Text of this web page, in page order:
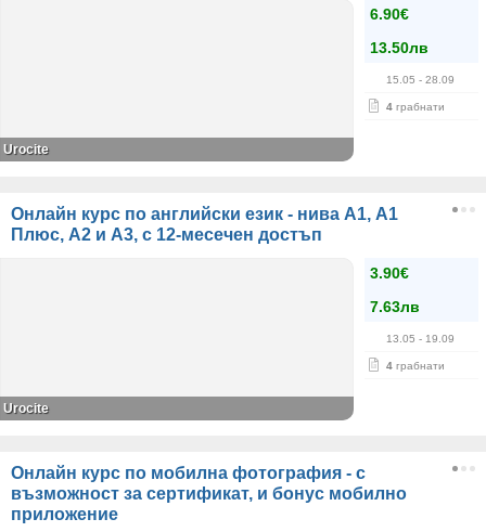
6.90€
13.50лв
15.05 - 28.09
4 грабнати
Urocite
Онлайн курс по английски език - нива А1, А1
Плюс, А2 и А3, с 12-месечен достъп
3.90€
7.63лв
13.05 - 19.09
4 грабнати
Urocite
Онлайн курс по мобилна фотография - с
възможност за сертификат, и бонус мобилно
приложение